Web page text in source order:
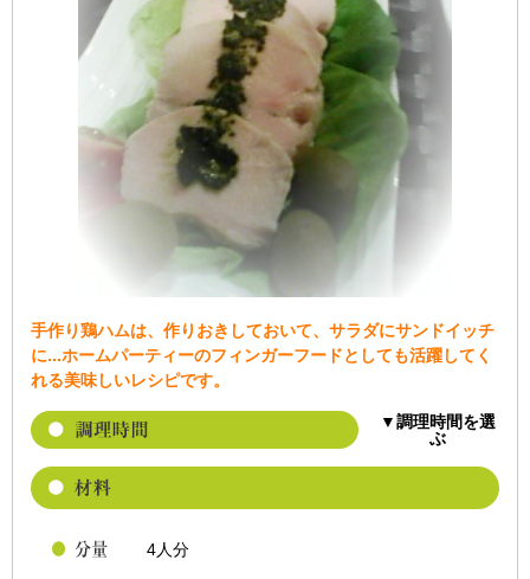
手作り鶏ハムは、作りおきしておいて、サラダにサンドイッチ
に...ホームパーティーのフィンガーフードとしても活躍してく
れる美味しいレシピです。
▼調理時間を選
ぶ
4人分